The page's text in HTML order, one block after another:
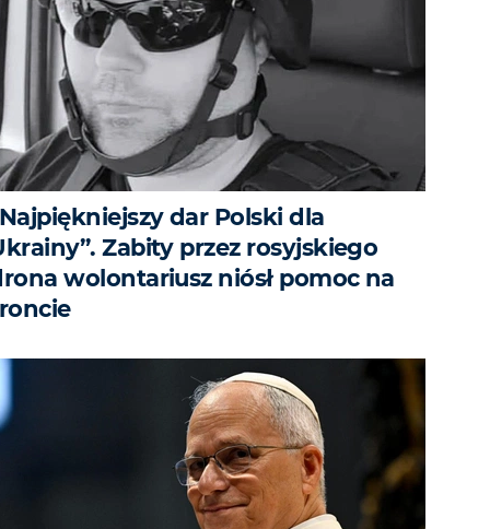
dar Polski dla
Zabity przez rosyjskiego
wolontariusz niósł pomoc na